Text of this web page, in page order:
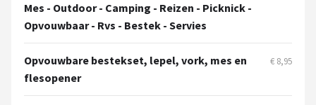
Mes - Outdoor - Camping - Reizen - Picknick -
Opvouwbaar - Rvs - Bestek - Servies
Opvouwbare bestekset, lepel, vork, mes en
flesopener
€ 8,95